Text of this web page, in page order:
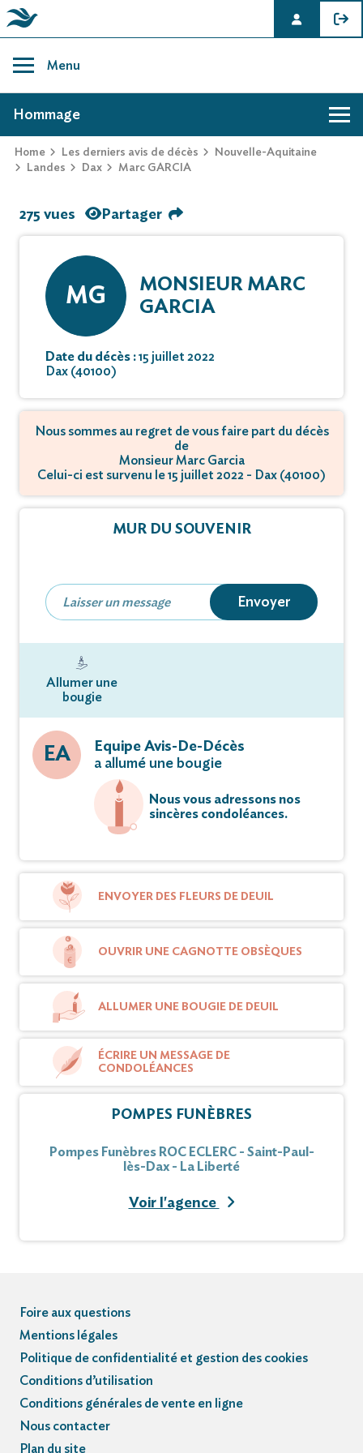
content
Menu
AVIS DE DÉCÈS DE MARC GARCIA
Home Les derniers avis de décès
Nouvelle-Aquitaine
Landes
Dax Marc GARCIA
Hommage
275 vues Partager
MG
MONSIEUR MARC
GARCIA
Date du décès :15 juillet 2022
Dax (40100)
Nous sommes au regret de vous faire part du décès
de
Monsieur Marc Garcia
Celui-ci est survenu le 15 juillet 2022 - Dax (40100)
MUR DU SOUVENIR
Envoyer
Allumer une
bougie
EA
Equipe Avis-De-Décès
a allumé une bougie
Nous vous adressons nos
sincères condoléances.
ENVOYER DES FLEURS DE DEUIL
OUVRIR UNE CAGNOTTE OBSÈQUES
ALLUMER UNE BOUGIE DE DEUIL
ÉCRIRE UN MESSAGE DE
CONDOLÉANCES
POMPES FUNÈBRES
Pompes Funèbres ROC ECLERC - Saint-Paul-
lès-Dax - La Liberté
Voir l'agence
Foire aux questions
Mentions légales
Politique de confidentialité et gestion des cookies
Conditions d’utilisation
Conditions générales de vente en ligne
Nous contacter
Plan du site